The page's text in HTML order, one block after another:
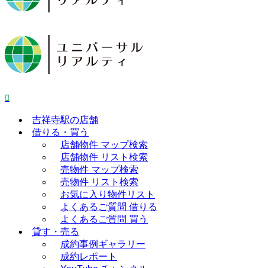
吉祥寺駅の店舗
借りる・買う
店舗物件 マップ検索
店舗物件 リスト検索
売物件 マップ検索
売物件 リスト検索
お気に入り物件リスト
よくあるご質問 借りる
よくあるご質問 買う
貸す・売る
成約事例ギャラリー
成約レポート